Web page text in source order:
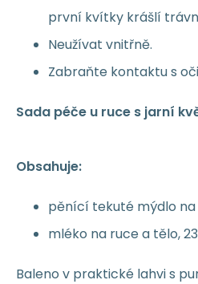
první kvítky krášlí
Neužívat vnitřně.
Zabraňte kontaktu s
Sada péče u ruce s jarní
Obsahuje:
pěnící tekuté mýdlo na
mléko na ruce a tělo,
Baleno v praktické lahvi s